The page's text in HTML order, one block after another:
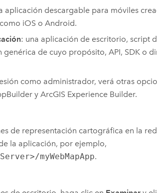
aplicación descargable para móviles
iOS o Android.
: una aplicación de escritorio, script
genérica de cuyo propósito, API, SDK o
como administrador, verá otras
yArcGIS Experience Builder.
de representación cartográfica en la
la aplicación, por ejemplo,
myWebMapApp.